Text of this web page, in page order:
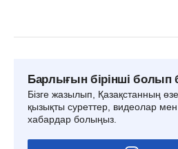
Барлығын бірінші болып
Бізге жазылып, Қазақстанның
қызықты суреттер, видеолар
хабардар болыңыз.